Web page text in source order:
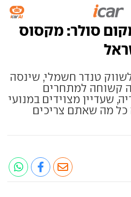
סולר: מקסוס
טנדר חשמלי, שינסה
קשוחה למתחרים
שעדיין מצוידים במנועי
כל מה שאתם צריכים